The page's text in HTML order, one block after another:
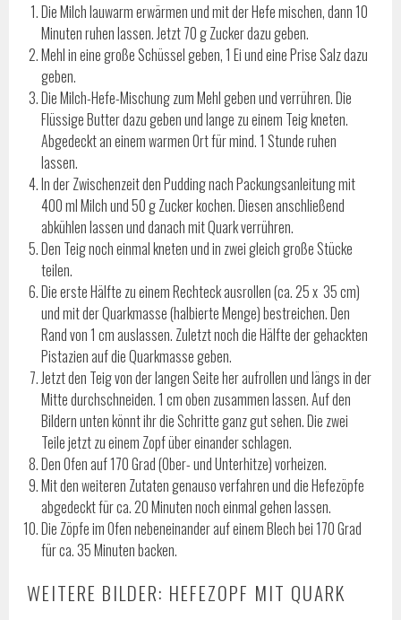
Die Milch lauwarm erwärmen und mit der Hefe mischen, dann 10
Minuten ruhen lassen. Jetzt 70 g Zucker dazu geben.
Mehl in eine große Schüssel geben, 1 Ei und eine Prise Salz dazu
geben.
Die Milch-Hefe-Mischung zum Mehl geben und verrühren. Die
Flüssige Butter dazu geben und lange zu einem Teig kneten.
Abgedeckt an einem warmen Ort für mind. 1 Stunde ruhen
lassen.
In der Zwischenzeit den Pudding nach Packungsanleitung mit
400 ml Milch und 50 g Zucker kochen. Diesen anschließend
abkühlen lassen und danach mit Quark verrühren.
Den Teig noch einmal kneten und in zwei gleich große Stücke
teilen.
Die erste Hälfte zu einem Rechteck ausrollen (ca. 25 x 35 cm)
und mit der Quarkmasse (halbierte Menge) bestreichen. Den
Rand von 1 cm auslassen. Zuletzt noch die Hälfte der gehackten
Pistazien auf die Quarkmasse geben.
Jetzt den Teig von der langen Seite her aufrollen und längs in der
Mitte durchschneiden. 1 cm oben zusammen lassen. Auf den
Bildern unten könnt ihr die Schritte ganz gut sehen. Die zwei
Teile jetzt zu einem Zopf über einander schlagen.
Den Ofen auf 170 Grad (Ober- und Unterhitze) vorheizen.
Mit den weiteren Zutaten genauso verfahren und die Hefezöpfe
abgedeckt für ca. 20 Minuten noch einmal gehen lassen.
Die Zöpfe im Ofen nebeneinander auf einem Blech bei 170 Grad
für ca. 35 Minuten backen.
WEITERE BILDER: HEFEZOPF MIT QUARK